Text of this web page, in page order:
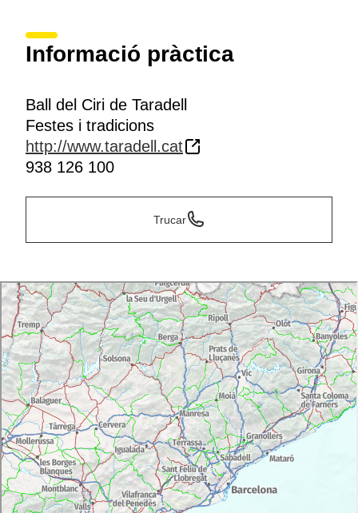
Informació pràctica
Ball del Ciri de Taradell
Festes i tradicions
http://www.taradell.cat
938 126 100
Trucar